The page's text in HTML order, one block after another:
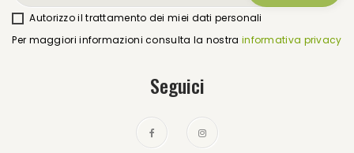
Autorizzo il trattamento dei miei dati personali
Per maggiori informazioni consulta la nostra informativa privacy
Seguici